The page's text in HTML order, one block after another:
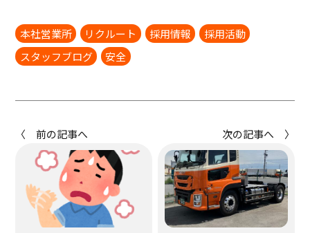
本社営業所 リクルート 採用情報
採用活動
スタッフブログ
安全
〈 前の記事へ 次の記事へ 〉